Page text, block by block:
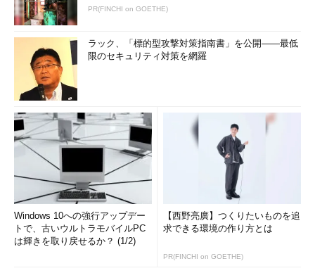
PR(FINCHI on GOETHE)
ラック、「標的型攻撃対策指南書」を公開――最低
限のセキュリティ対策を網羅
Windows 10への強行アップデー
トで、古いウルトラモバイルPC
は輝きを取り戻せるか？ (1/2)
【西野亮廣】つくりたいものを追
求できる環境の作り方とは
PR(FINCHI on GOETHE)